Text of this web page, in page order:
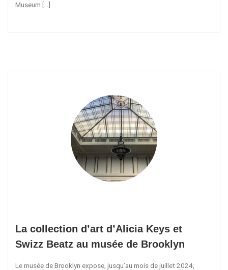
Museum […]
La collection d’art d’Alicia Keys et
Swizz Beatz au musée de Brooklyn
Le musée de Brooklyn expose, jusqu’au mois de juillet 2024,